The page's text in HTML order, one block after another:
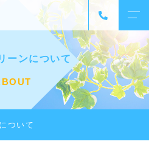
ーンについて
ついて